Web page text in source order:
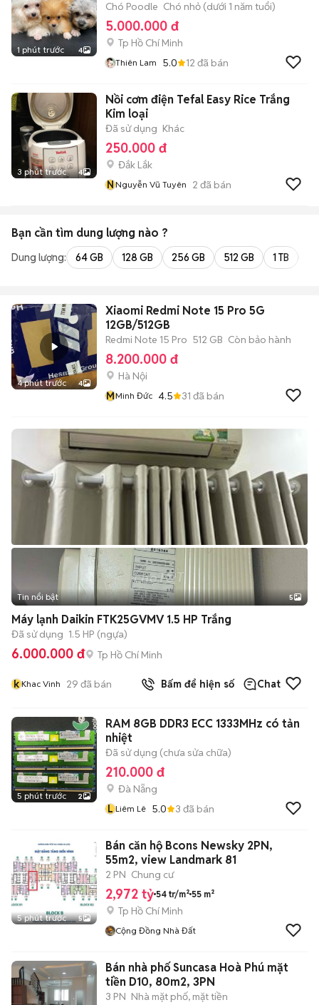
1 phút trước 4
Chó Poodle Chó nhỏ (dưới 1 năm tuổi)
5.000.000 đ
Tp Hồ Chí Minh
Thiên Lam 5.0 12 đã bán
3 phút trước 4
Nồi cơm điện Tefal Easy Rice Trắng
Kim loại
Đã sử dụng Khác
250.000 đ
Đắk Lắk
NNguyễn Vũ Tuyên 2 đã bán
Bạn cần tìm dung lượng nào ?
Dung lượng: 64 GB 128 GB 256 GB 512 GB 1 TB
4 phút trước 4
Xiaomi Redmi Note 15 Pro 5G
12GB/512GB
Redmi Note 15 Pro 512 GB Còn bảo hành
8.200.000 đ
Hà Nội
MMinh Đức 4.5 31 đã bán
Tin nổi bật 5
Máy lạnh Daikin FTK25GVMV 1.5 HP Trắng
Đã sử dụng 1.5 HP (ngựa)
6.000.000 đ Tp Hồ Chí Minh
k Khac Vinh 29 đã bán Bấm để hiện số Chat
5 phút trước 2
RAM 8GB DDR3 ECC 1333MHz có tản
nhiệt
Đã sử dụng (chưa sửa chữa)
210.000 đ
Đà Nẵng
L Liêm Lê 5.0 3 đã bán
5 phút trước 5
Bán căn hộ Bcons Newsky 2PN,
55m2, view Landmark 81
2 PN Chung cư
2,972 tỷ 54 tr/m² 55 m²
Tp Hồ Chí Minh
Cộng Đồng Nhà Đất
Bán nhà phố Suncasa Hoà Phú mặt
tiền D10, 80m2, 3PN
3 PN Nhà mặt phố, mặt tiền